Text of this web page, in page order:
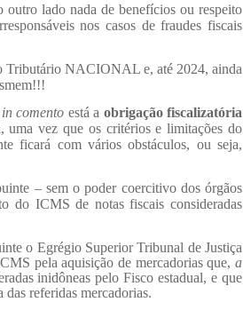
lado nada de benefícios ou respeito
nos casos de fraudes fiscais
Tributário NACIONAL e, até 2024, ainda
in comento está a obrigação fiscalizatória
uma vez que os critérios e limitações do
ficará com vários obstáculos, ou seja,
– sem o poder coercitivo dos órgãos
do ICMS de notas fiscais consideradas
o Egrégio Superior Tribunal de Justiça
pela aquisição de mercadorias que, a
inidôneas pelo Fisco estadual, e que
referidas mercadorias.